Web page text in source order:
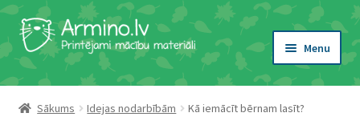
Skip
to
navigation
Skip
to
content
Menu
Tēma
Expand
Sākums Idejas nodarbībām Kā iemācīt bērnam lasīt?